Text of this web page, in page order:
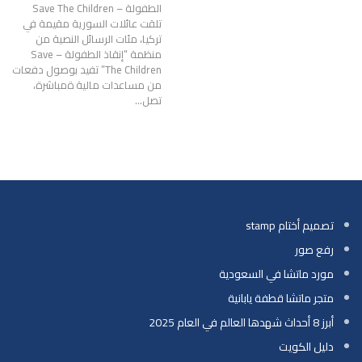
الطفولة – Save The Children
تلقت عائلات السورية مقيمة في
تركيا، مئات الرسائل النصية من
منظمة “إنقاذ الطفولة – Save
The Children” تفيد بوصول دفعات
من مساعدات مالية ةمباشرة،
تصل…
تصميم أختام stamp
رفع صور
مورد ماتشا في السعودية
متجر ماتشا قطفة يابانية
أبرز 8 أحداث شهدها العالم في العام 2025
دليل الكويت